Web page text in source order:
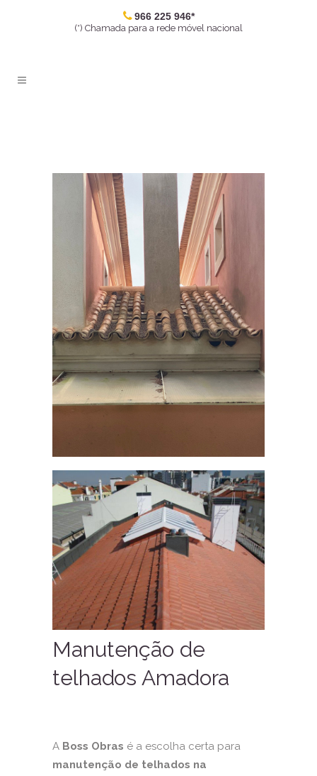
966 225 946*
(*) Chamada para a rede móvel nacional
Manutenção de
telhados Amadora
A Boss Obras é a escolha certa para
manutenção de telhados na